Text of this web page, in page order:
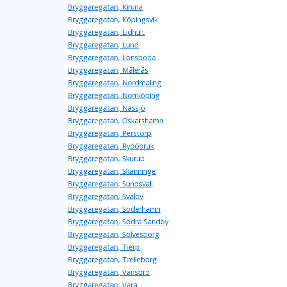
Bryggaregatan, Kiruna
Bryggaregatan, Köpingsvik
Bryggaregatan, Lidhult
Bryggaregatan, Lund
Bryggaregatan, Lönsboda
Bryggaregatan, Målerås
Bryggaregatan, Nordmaling
Bryggaregatan, Norrköping
Bryggaregatan, Nässjö
Bryggaregatan, Oskarshamn
Bryggaregatan, Perstorp
Bryggaregatan, Rydöbruk
Bryggaregatan, Skurup
Bryggaregatan, Skänninge
Bryggaregatan, Sundsvall
Bryggaregatan, Svalöv
Bryggaregatan, Söderhamn
Bryggaregatan, Södra Sandby
Bryggaregatan, Sölvesborg
Bryggaregatan, Tierp
Bryggaregatan, Trelleborg
Bryggaregatan, Vansbro
Bryggaregatan, Vara